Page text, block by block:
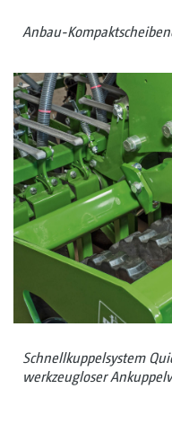
Anbau-
Schnellkuppelsystem
werkzeugloser